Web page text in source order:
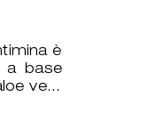
è
a base
vera